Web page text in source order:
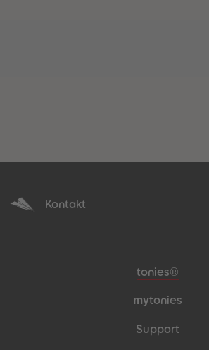
Kontakt
Meta-
tonies®
mytonies
Support